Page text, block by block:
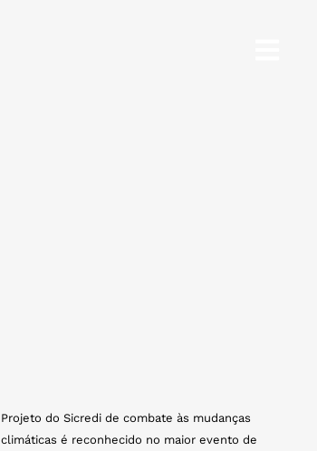
Projeto do Sicredi de combate às mudanças
climáticas é reconhecido no maior evento de